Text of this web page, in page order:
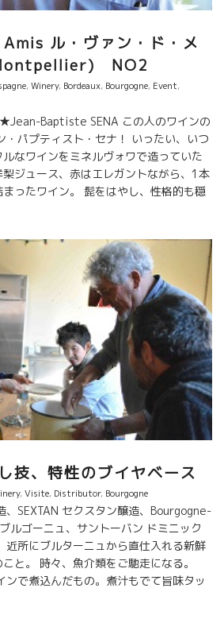
ル・ヴァン・ド・メ
NO2
,Winery, Bordeaux, Bourgogne, Event,
Baptiste SENA この人のワインの
・パプティスト・セナ！ いったい、いつ
なワインをミネルヴォワで造っていた
ジュース、赤はエレガントながら、1本
ったワイン。 髭をはやし、性格的も穏
ナ。旨し！ ★Thomas Picot –
ガントなミネラル感がたまらない。繊
塩気が心地良い。 ★Mas Haut BUIS
にぶどう畑を持つマス・オー・ビュイ。
っぷり、新樽たっぷりのワインを造っ
オンカルボニックで、樽の使用も減ら
のワインを造っている。
然派巨匠溢れるサロンで、ひときわ輝
コスミック。 ザルバは見ての通り、チ
うな雰囲気。 無駄の無い、かつまさに
まった、研ぎ澄まされたワイン。 カリ
、グリのキュヴェ、オンカリダスは、
。 ちょうどMas Pellisserマス・ペリセー
スペイン自然派を引っ張っていく、輝く
サンテミリオンのクリスト
ンフォラのキャヴェなど、いろいろ挑
、セミヨンの苦味、アロマが、より複
赤は安心感溢れるバランス。
・ド・マルペールのマス・ド・モンペ
いが無いのが残念。。。 彼もMCをセパー
ンを造っている。 ★Marcel
技、特性のブイヤベース
,Visite, Distributor, Bourgogne
、SEXTAN セクスタン醸造、Bourgogne-
ニュ、サントーバン ドミニック
近所にブルターニュから直仕入れる新鮮
と。 時々、魚介類をご馳走になる。
込んだもの。煮汁もでて旨味タッ
石灰質土壌からくるヨード系の昆